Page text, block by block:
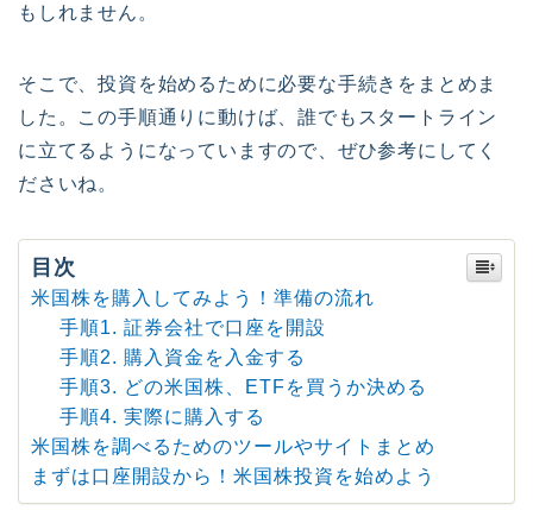
もしれません。
そこで、投資を始めるために必要な手続きをまとめま
した。この手順通りに動けば、誰でもスタートライン
に立てるようになっていますので、ぜひ参考にしてく
ださいね。
目次
米国株を購入してみよう！準備の流れ
手順1. 証券会社で口座を開設
手順2. 購入資金を入金する
手順3. どの米国株、ETFを買うか決める
手順4. 実際に購入する
米国株を調べるためのツールやサイトまとめ
まずは口座開設から！米国株投資を始めよう